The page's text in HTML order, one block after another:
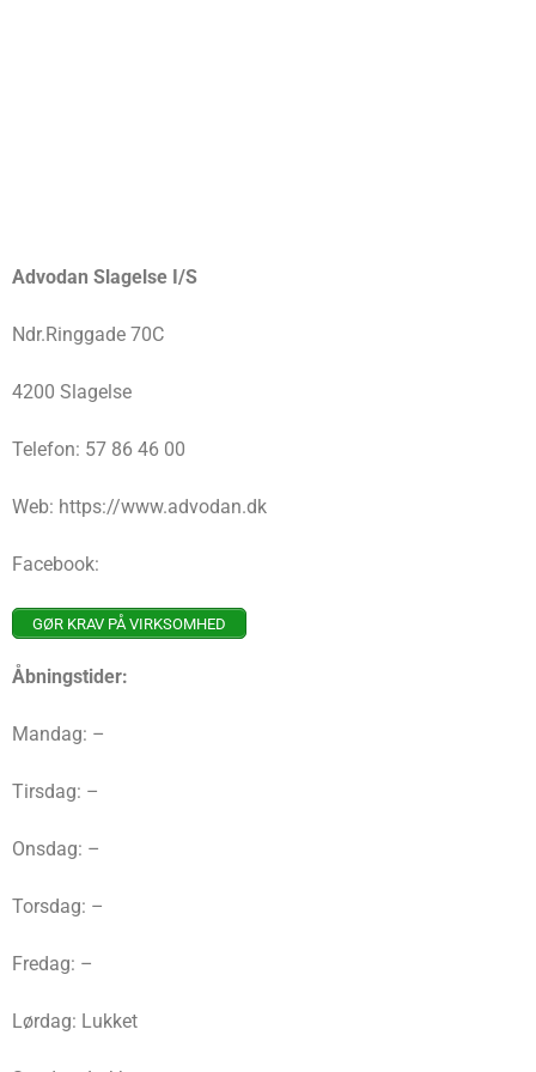
Advodan Slagelse I/S
Ndr.Ringgade 70C
4200 Slagelse
Telefon: 57 86 46 00
Web: https://www.advodan.dk
Facebook:
GØR KRAV PÅ VIRKSOMHED
Åbningstider:
Mandag: –
Tirsdag: –
Onsdag: –
Torsdag: –
Fredag: –
Lørdag: Lukket